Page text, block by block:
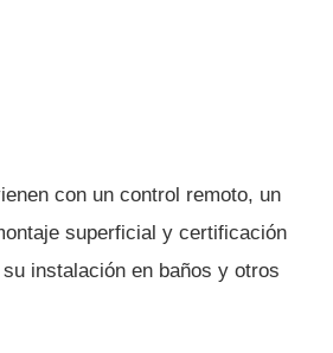
con un control remoto, un
superficial y certificación
instalación en baños y otros